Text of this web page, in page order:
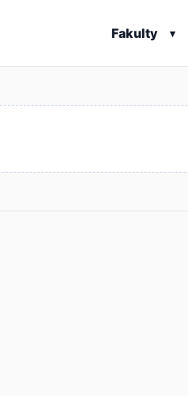
Fakulty ▾